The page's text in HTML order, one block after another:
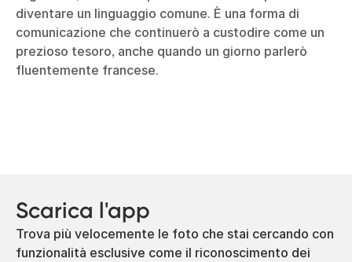
diventare un linguaggio comune. È una forma di
comunicazione che continuerò a custodire come un
prezioso tesoro, anche quando un giorno parlerò
fluentemente francese.
Scarica l'app
Trova più velocemente le foto che stai cercando con
funzionalità esclusive come il riconoscimento dei